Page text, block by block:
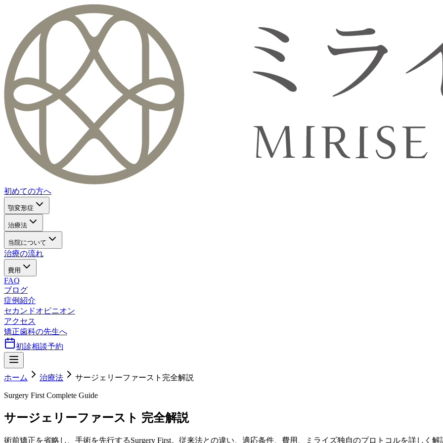
初めての方へ
顎変形症
治療法
当院について
治療の流れ
費用
FAQ
ブログ
症例紹介
セカンドオピニオン
アクセス
矯正歯科の先生へ
初診相談予約
ホーム 治療法 サージェリーファースト完全解説
Surgery First Complete Guide
サージェリーファースト 完全解説
術前矯正を省略し、手術を先行するSurgery First。従来法との違い、適応条件、費用、ミライズ独自のプロトコルを詳しく解